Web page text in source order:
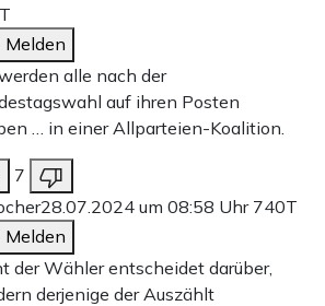
Melden
alle nach der
auf ihren Posten
… in einer Allparteien-Koalition.
7
28.07.2024 um 08:58 Uhr 740T
Melden
der Wähler entscheidet darüber,
derjenige der Auszählt